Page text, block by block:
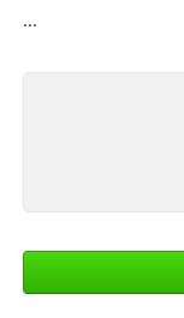
...